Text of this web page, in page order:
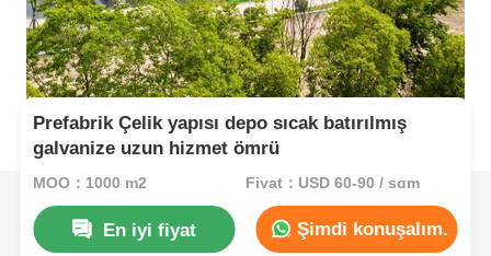
Prefabrik Çelik yapısı depo sıcak batırılmış
galvanize uzun hizmet ömrü
MOQ：1000 m2 Fiyat：USD 60-90 / sqm
En iyi fiyat Şimdi konuşalım.